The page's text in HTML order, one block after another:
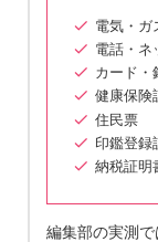
電気・ガ
電話・ネ
カード・
健康保険
住民票
印鑑登録
納税証明
編集部の実測で